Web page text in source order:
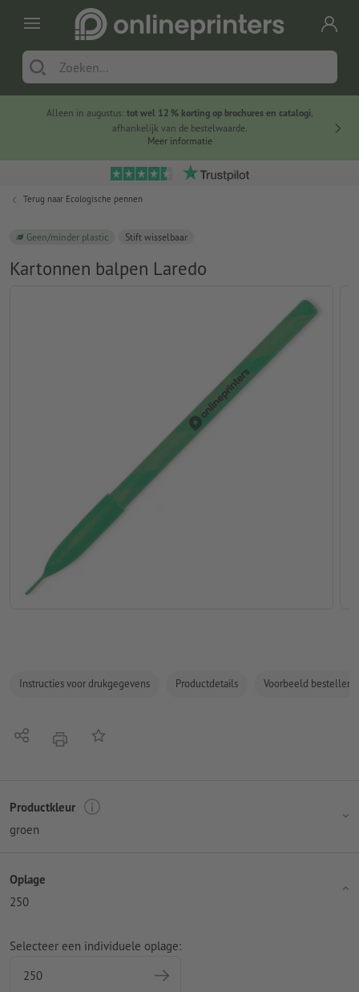
Alleen in augustus: tot wel 12 % korting op brochures en catalogi,
afhankelijk van de bestelwaarde.
Meer informatie
Terug naar Ecologische pennen
Geen/minder plastic Stift wisselbaar
Kartonnen balpen Laredo
Instructies voor drukgegevens Productdetails Voorbeeld bestellen
Delen afdrukkenOp de lijst
Productkleur
groen
Oplage
250
Selecteer een individuele oplage: